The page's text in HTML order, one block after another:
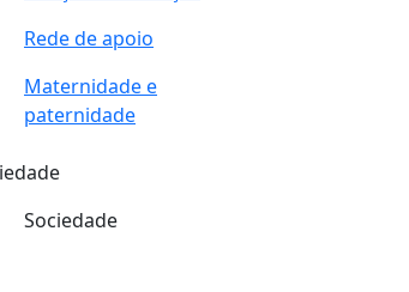
Rede de apoio
Maternidade e
paternidade
Sociedade